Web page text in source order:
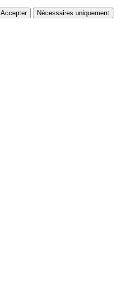
Accepter Nécessaires uniquement